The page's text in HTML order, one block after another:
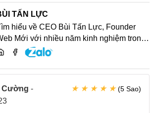
TẤN LỰC
hiểu về CEO Bùi Tấn Lực, Founder
Mới với nhiều năm kinh nghiệm trong
vực phát triển website, SEO và chia sẻ
Cường -
★ ★ ★ ★ ★(5 Sao)